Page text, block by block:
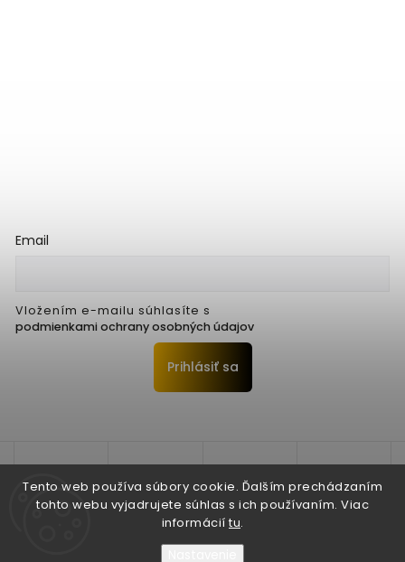
Tento web používa súbory cookie. Ďalším prechádzaním
tohto webu vyjadrujete súhlas s ich používaním. Viac
informácií tu.
Email
Vložením e-mailu súhlasíte s
podmienkami ochrany osobných údajov
Prihlásiť sa